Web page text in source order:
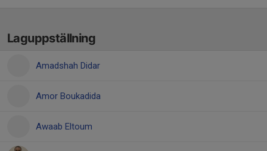
Laguppställning
Amadshah Didar
Amor Boukadida
Awaab Eltoum